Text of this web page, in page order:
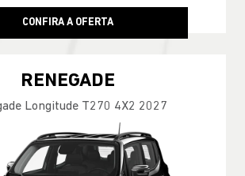
CONFIRA A OFERTA
RENEGADE
Longitude T270 4X2 2027